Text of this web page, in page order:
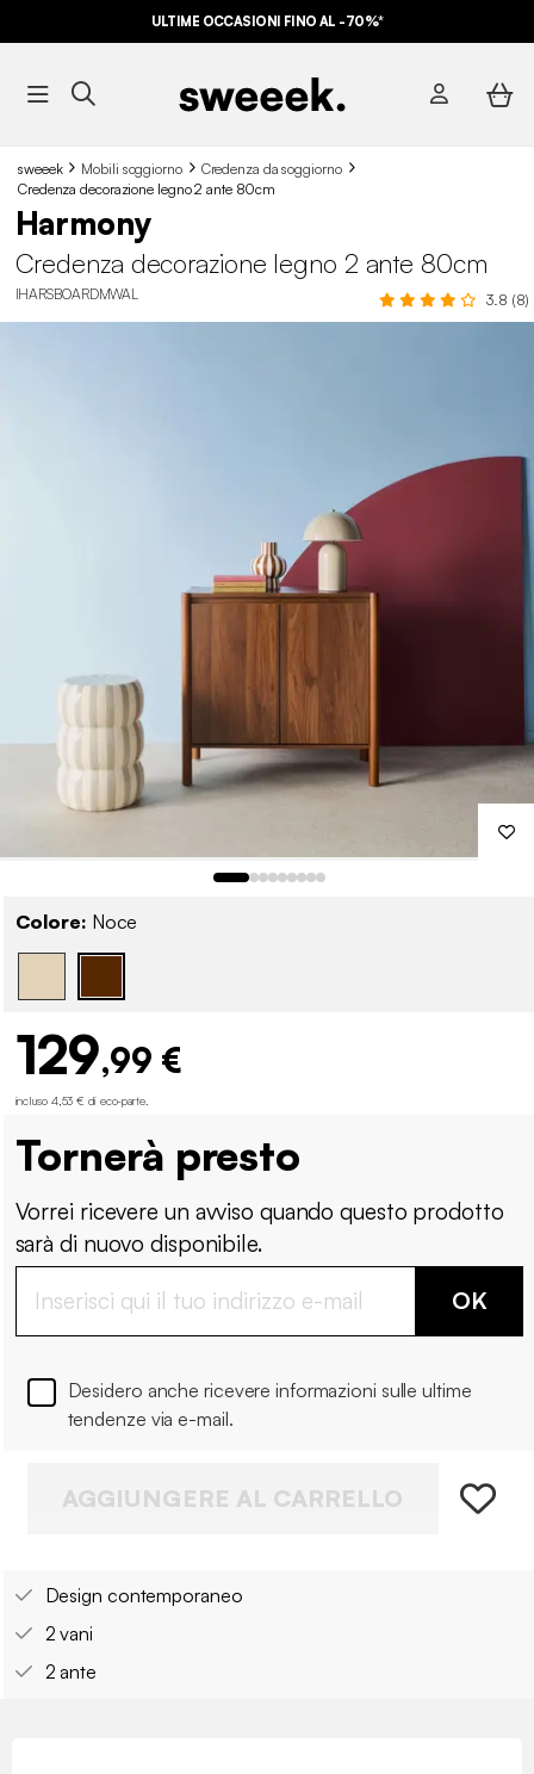
ULTIME OCCASIONI FINO AL -70%*
sweeek Mobili soggiorno
Credenza da soggiorno
Credenza decorazione legno 2 ante 80cm
Harmony
Credenza decorazione legno 2 ante 80cm
IHARSBOARDMWAL 3.8 (8)
Colore: Noce
129,99 €
incluso 4,53 € di eco-parte.
Tornerà presto
Vorrei ricevere un avviso quando questo prodotto
sarà di nuovo disponibile.
OK
Desidero anche ricevere informazioni sulle ultime
tendenze via e-mail.
AGGIUNGERE AL CARRELLO
Design contemporaneo
2 vani
2 ante